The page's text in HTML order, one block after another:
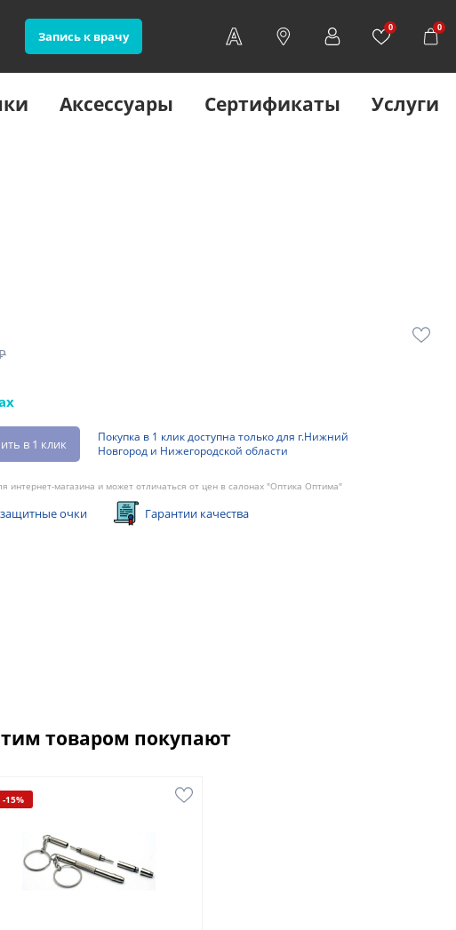
Запись к врачу
0 0
Аксессуары Сертификаты Услуги
в 1 клик
Покупка в 1 клик доступна только для г.Нижний
Новгород и Нижегородской области
интернет-магазина и может отличаться от цен в салонах "Оптика Оптима"
очки Гарантии качества
товаром покупают
-15%